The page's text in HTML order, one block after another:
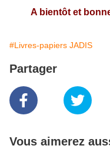
A bientôt et
#Livres-papiers JADIS
Partager
Vous aimerez